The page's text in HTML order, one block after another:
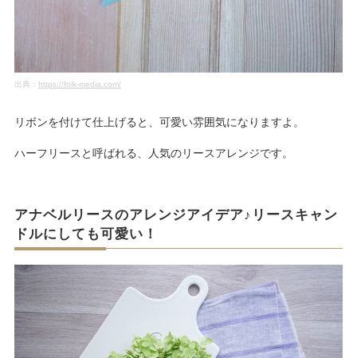
出典： https://folk-media.com/
リボンを付けて仕上げると、可愛い雰囲気になりますよ。
ハーフリースと呼ばれる、人気のリースアレンジです。
アナベルリースのアレンジアイデア♪リースキャン
ドルにしても可愛い！